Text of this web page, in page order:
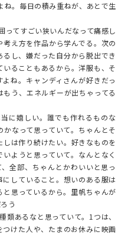
。毎日の積み重ねが、あとで生
てすごい狭いんだなって痛感し
え方を作品から学んでる。次の
し、嫌だった自分から脱出でき
ることもあるから。洋服も、そ
ね。キャンディさんが好きだっ
う、エネルギーが出ちゃってる
に嬉しい。誰でも作れるものな
なって思っていて。ちゃんとそ
は作り続けたい。好きなものを
ようと思っていて。なんとなく
全部、ちゃんとかわいいと思っ
していること。想いのある服は
思っているから。里帆ちゃんが
う
あるなと思っていて。1つは、
けた人や、たまのお休みに映画